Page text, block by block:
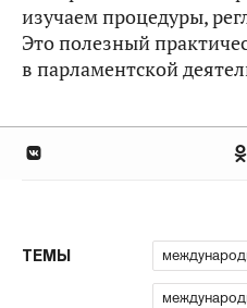
изучаем процедуры,
Это полезный
в парламентской
ТЕМЫ